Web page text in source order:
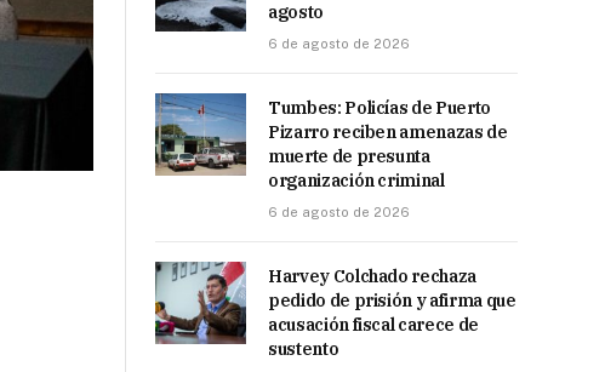
agosto
6 de agosto de 2026
Tumbes: Policías de Puerto
Pizarro reciben amenazas de
muerte de presunta
organización criminal
6 de agosto de 2026
Harvey Colchado rechaza
pedido de prisión y afirma que
acusación fiscal carece de
sustento